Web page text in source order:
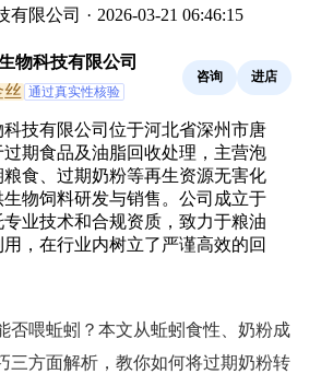
有限公司 · 2026-03-21 06:46:15
物科技有限公司
丝 通过真实性核验
咨询 进店
技有限公司位于河北省深州市唐
期食品及油脂回收处理，主营泡
食、过期奶粉等再生资源无害化
物饲料研发与销售。公司成立于
专业技术和合规资质，致力于粮油
，在行业内树立了严谨高效的回
否喂蚯蚓？本文从蚯蚓食性、奶粉成
三方面解析，教你如何将过期奶粉转